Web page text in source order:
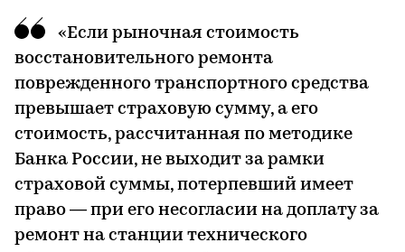
«Если рыночная стоимость
восстановительного ремонта
поврежденного транспортного средства
превышает страховую сумму, а его
стоимость, рассчитанная по методике
Банка России, не выходит за рамки
страховой суммы, потерпевший имеет
право — при его несогласии на доплату за
ремонт на станции технического